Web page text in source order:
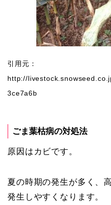
引用元：
http://
3ce7a6b
ごま葉枯病の対処法
原因はカビです。
夏の時期の発生が多く、
発生しやすくなります。